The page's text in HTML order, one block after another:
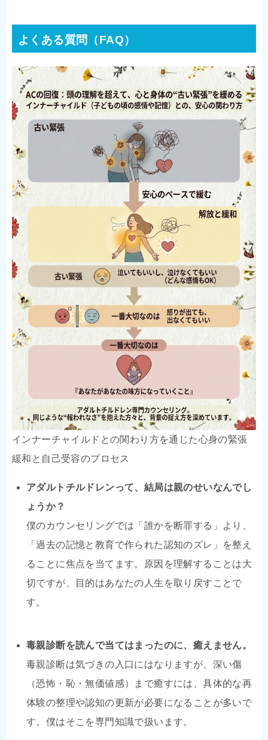
よくある質問（FAQ）
インナーチャイルドとの関わり方を通じた心身の緊張
緩和と自己受容のプロセス
アダルトチルドレンって、結局は親のせいなんでし
ょうか？
僕のカウンセリングでは「誰かを断罪する」より、
「過去の記憶と教育で作られた認知のズレ」を整え
ることに焦点を当てます。原因を理解することは大
切ですが、目的はあなたの人生を取り戻すことで
す。
毒親診断を読んで当てはまったのに、癒えません。
毒親診断は気づきの入口にはなりますが、深い傷
（恐怖・恥・無価値感）まで癒すには、具体的な再
体験の整理や認知の更新が必要になることが多いで
す。僕はそこを専門知識で扱います。